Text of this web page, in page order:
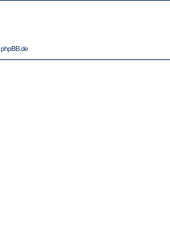
phpBB.de